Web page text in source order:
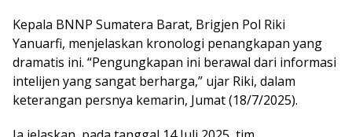
Kepala BNNP Sumatera Barat, Brigjen Pol Riki
Yanuarfi, menjelaskan kronologi penangkapan yang
dramatis ini. “Pengungkapan ini berawal dari informasi
intelijen yang sangat berharga,” ujar Riki, dalam
keterangan persnya kemarin, Jumat (18/7/2025).